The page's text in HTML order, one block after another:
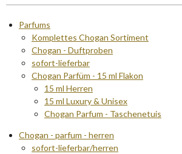
Parfums
Komplettes Chogan Sortiment
Chogan - Duftproben
sofort-lieferbar
Chogan Parfüm - 15 ml Flakon
15 ml Herren
15 ml Luxury & Unisex
Chogan Parfum - Taschenetuis
Chogan - parfum - herren
sofort-lieferbar/herren